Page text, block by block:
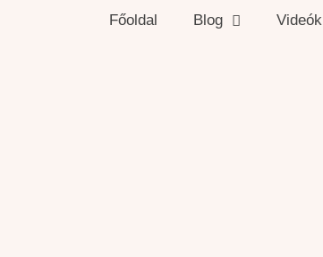
Főoldal Blog Videók